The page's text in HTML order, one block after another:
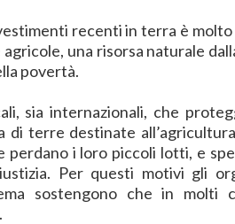
recenti in terra è
una risorsa naturale
povertà.
sia internazionali, che
terre destinate
i loro piccoli lotti, e
Per questi motivi gli
sostengono che in molti